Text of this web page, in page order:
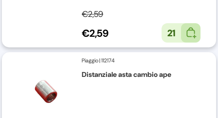
€2,59
€2,59 21
Piaggio|112174
Distanziale asta cambio ape